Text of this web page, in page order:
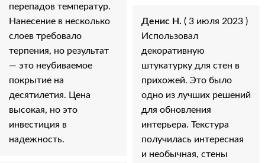
перепадов температур.
Нанесение в несколько
слоев требовало
терпения, но результат
— это неубиваемое
покрытие на
десятилетия. Цена
высокая, но это
инвестиция в
надежность.
Денис Н. ( 3 июля 2023 )
Использовал
декоративную
штукатурку для стен в
прихожей. Это было
одно из лучших решений
для обновления
интерьера. Текстура
получилась интересная
и необычная, стены